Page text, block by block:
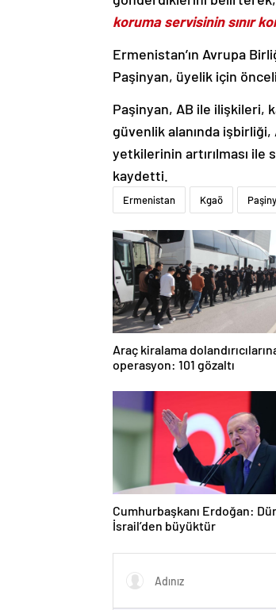
koruma servisinin sınır
Ermenistan’ın Avrupa
Paşinyan, üyelik için
Paşinyan, AB ile ilişkileri,
güvenlik alanında işbirliği,
yetkilerinin artırılması
kaydetti.
Ermenistan Kgaö
Araç kiralama
operasyon: 101 gözaltı
Cumhurbaşkanı Erdoğan:
İsrail’den büyüktür